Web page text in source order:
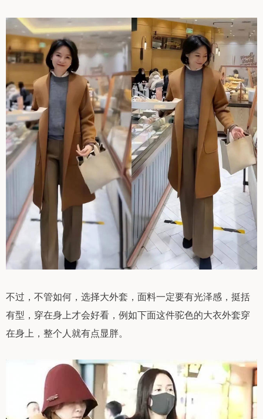
不过，不管如何，选择大外套，面料一定要有光泽感，挺括
有型，穿在身上才会好看，例如下面这件驼色的大衣外套穿
在身上，整个人就有点显胖。